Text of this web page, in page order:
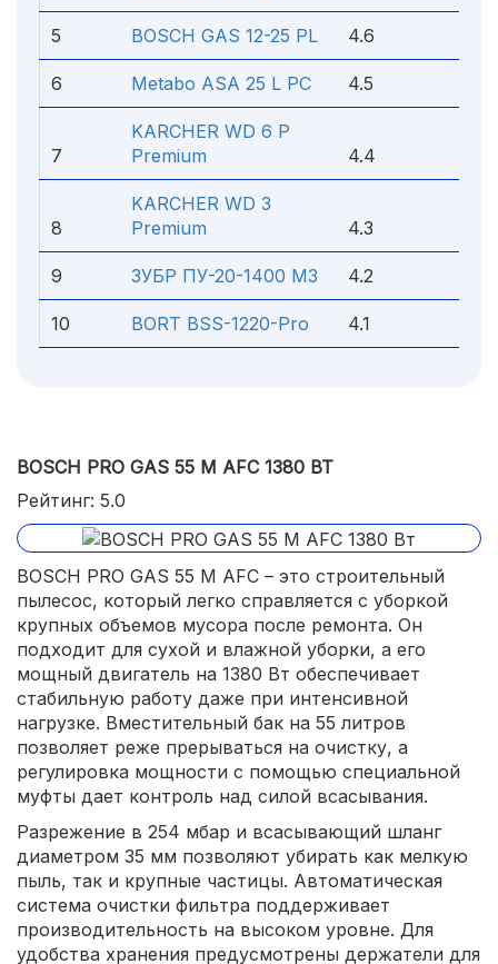
5 BOSCH GAS 12-25 PL 4.6
6 Metabo ASA 25 L PC 4.5
7
KARCHER WD 6 P
Premium
4.4
8
KARCHER WD 3
Premium
4.3
9 ЗУБР ПУ-20-1400 М3 4.2
10 BORT BSS-1220-Pro 4.1
BOSCH PRO GAS 55 M AFC 1380 ВТ
Рейтинг: 5.0
BOSCH PRO GAS 55 M AFC – это строительный
пылесос, который легко справляется с уборкой
крупных объемов мусора после ремонта. Он
подходит для сухой и влажной уборки, а его
мощный двигатель на 1380 Вт обеспечивает
стабильную работу даже при интенсивной
нагрузке. Вместительный бак на 55 литров
позволяет реже прерываться на очистку, а
регулировка мощности с помощью специальной
муфты дает контроль над силой всасывания.
Разрежение в 254 мбар и всасывающий шланг
диаметром 35 мм позволяют убирать как мелкую
пыль, так и крупные частицы. Автоматическая
система очистки фильтра поддерживает
производительность на высоком уровне. Для
удобства хранения предусмотрены держатели для